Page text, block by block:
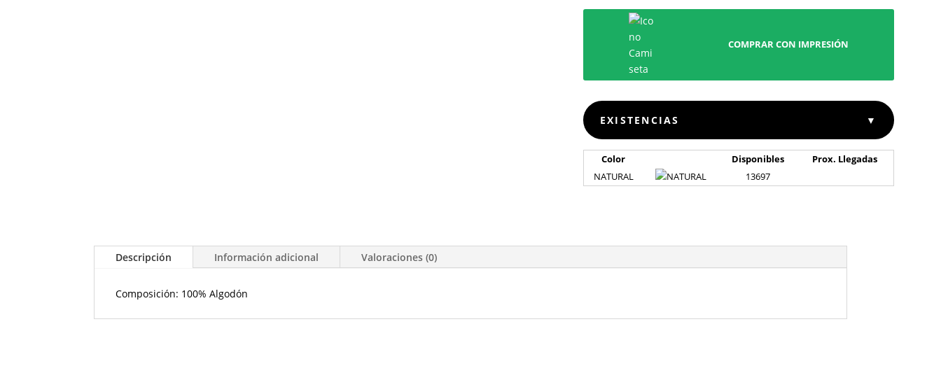
COMPRAR CON IMPRESIÓN
EXISTENCIAS ▼
Color Disponibles
Prox. Llegadas
NATURAL
13697
Descripción Información adicional Valoraciones (0)
Composición: 100% Algodón